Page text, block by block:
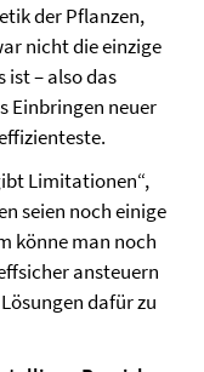
der Pflanzen,
nicht die einzige
ist – also das
Einbringen neuer
Limitationen“,
seien noch einige
könne man noch
ansteuern
dafür zu